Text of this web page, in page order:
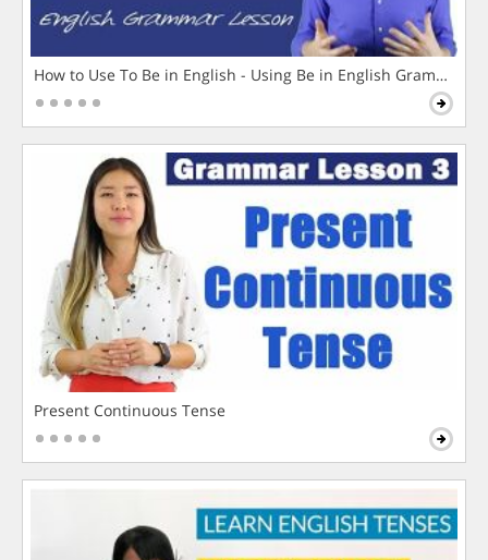
How to Use To Be in English - Using Be in English Grammar
Present Continuous Tense